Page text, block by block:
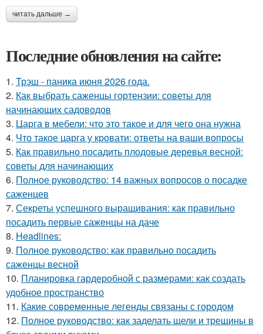
читать дальше →
Последние обновления на сайте:
1. Трэш - паника июня 2026 года.
2. Как выбрать саженцы гортензии: советы для
начинающих садоводов
3. Царга в мебели: что это такое и для чего она нужна
4. Что такое царга у кровати: ответы на ваши вопросы
5. Как правильно посадить плодовые деревья весной:
советы для начинающих
6. Полное руководство: 14 важных вопросов о посадке
саженцев
7. Секреты успешного выращивания: как правильно
посадить первые саженцы на даче
8. Headlines:
9. Полное руководство: как правильно посадить
саженцы весной
10. Планировка гардеробной с размерами: как создать
удобное пространство
11. Какие современные легенды связаны с городом
12. Полное руководство: как заделать щели и трещины в